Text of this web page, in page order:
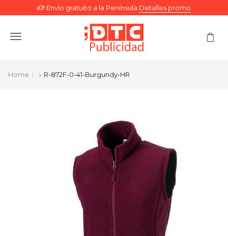
Envío gratuito a la Península Detalles promo
Menu
Home R-872F-0-41-Burgundy-HR